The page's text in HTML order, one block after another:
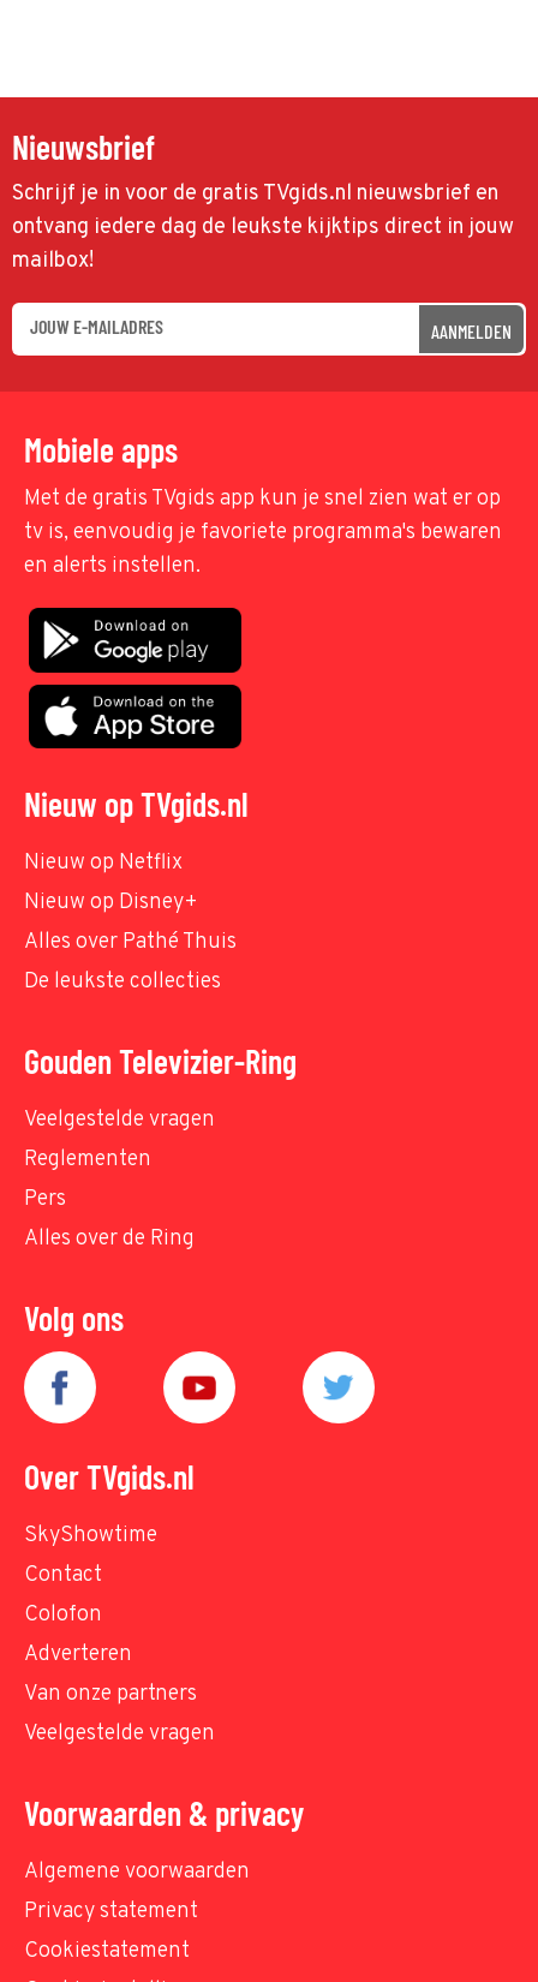
Nieuwsbrief
Schrijf je in voor de gratis TVgids.nl nieuwsbrief en
ontvang iedere dag de leukste kijktips direct in jouw
mailbox!
AANMELDEN
Mobiele apps
Met de gratis TVgids app kun je snel zien wat er op
tv is, eenvoudig je favoriete programma's bewaren
en alerts instellen.
Nieuw op TVgids.nl
Nieuw op Netflix
Nieuw op Disney+
Alles over Pathé Thuis
De leukste collecties
Gouden Televizier-Ring
Veelgestelde vragen
Reglementen
Pers
Alles over de Ring
Volg ons
Over TVgids.nl
SkyShowtime
Contact
Colofon
Adverteren
Van onze partners
Veelgestelde vragen
Voorwaarden & privacy
Algemene voorwaarden
Privacy statement
Cookiestatement